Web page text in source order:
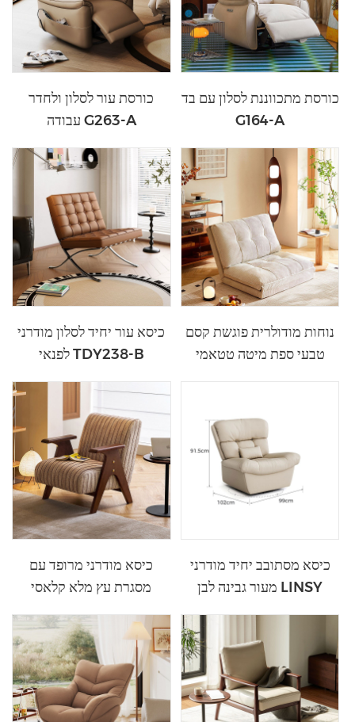
כורסת עור לסלון ולחדר
עבודה G263-A
כורסת מתכווננת לסלון עם בד
G164-A
כיסא עור יחיד לסלון מודרני
לפנאי TDY238-B
נוחות מודולרית פוגשת קסם
טבעי ספת מיטה טטאמי
כיסא מודרני מרופד עם
מסגרת עץ מלא קלאסי
כיסא מסתובב יחיד מודרני
מעור גבינה לבן LINSY